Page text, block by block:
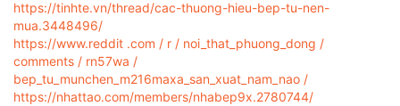
https://tinhte.vn/thread/cac-thuong-hieu-bep-tu-nen-
mua.3448496/
https://www.reddit .com / r / noi_that_phuong_dong /
comments / rn57wa /
bep_tu_munchen_m216maxa_san_xuat_nam_nao /
https://nhattao.com/members/nhabep9x.2780744/